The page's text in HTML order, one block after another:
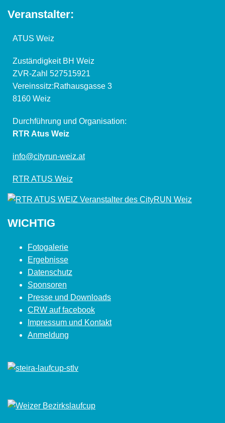
Veranstalter:
ATUS Weiz
Zuständigkeit BH Weiz
ZVR-Zahl 527515921
Vereinssitz:Rathausgasse 3
8160 Weiz
Durchführung und Organisation:
RTR Atus Weiz
info@cityrun-weiz.at
RTR ATUS Weiz
WICHTIG
Fotogalerie
Ergebnisse
Datenschutz
Sponsoren
Presse und Downloads
CRW auf facebook
Impressum und Kontakt
Anmeldung